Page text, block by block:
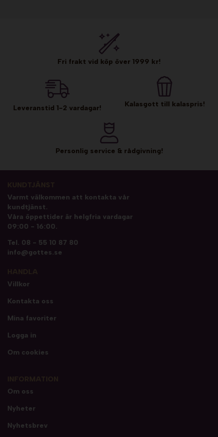
Fri frakt vid köp över 1999 kr!
Leveranstid 1-2 vardagar! Kalasgott till kalaspris!
Personlig service & rådgivning!
Varmt välkommen att kontakta vår
kundtjänst.
Våra öppettider är helgfria vardagar
09:00 - 16:00.
Tel. 08 - 55 10 87 80
info@gottes.se
Villkor
Kontakta oss
Mina favoriter
Logga in
Om cookies
Om oss
Nyheter
Nyhetsbrev